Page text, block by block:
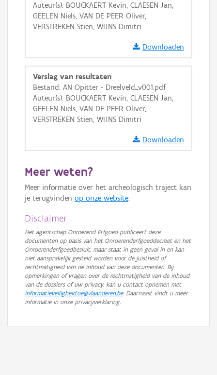
+ −
Basis Lagen
OSM-Basiskaart
Ortho
Auteur(s): BOUCKAERT Kevin, CLAESEN Jan,
GEELEN Niels, VAN DE PEER Oliver,
VERSTREKEN Stien, WIJNS Dimitri
Downloaden
Verslag van resultaten
Bestand: AN Opitter - Dreelveld_v001.pdf
Auteur(s): BOUCKAERT Kevin, CLAESEN Jan,
GEELEN Niels, VAN DE PEER Oliver,
VERSTREKEN Stien, WIJNS Dimitri
Downloaden
Meer weten?
Meer informatie over het archeologisch traject kan
je terugvinden op onze website.
Disclaimer
Het agentschap Onroerend Erfgoed publiceert deze
documenten op basis van het Onroerenderfgoeddecreet en het
Onroerenderfgoedbesluit, maar staat in geen geval in en kan
niet aansprakelijk gesteld worden voor de juistheid of
rechtmatigheid van de inhoud van deze documenten. Bij
opmerkingen of vragen over de rechtmatigheid van de inhoud
van de dossiers of uw privacy, kan u contact opnemen met
informatieveiligheid.oe@vlaanderen.be. Daarnaast vindt u meer
informatie in onze privacyverklaring.